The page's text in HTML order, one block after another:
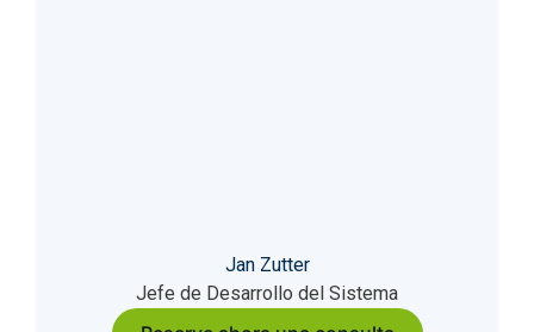
Jan Zutter
Jefe de Desarrollo del Sistema